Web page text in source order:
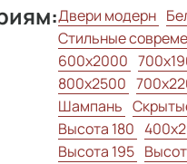
Двери модерн
Стильные
600x2000
800х2500
Шампань
Высота 180
Высота 195